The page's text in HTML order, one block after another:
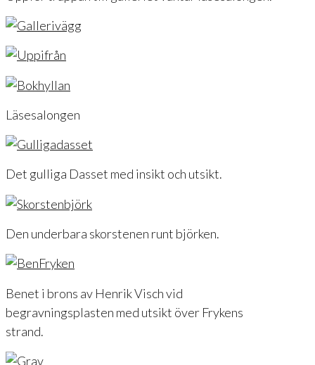
Läsesalongen
Det gulliga Dasset med insikt och utsikt.
Den underbara skorstenen runt björken.
Benet i brons av Henrik Visch vid
begravningsplasten med utsikt över Frykens
strand.